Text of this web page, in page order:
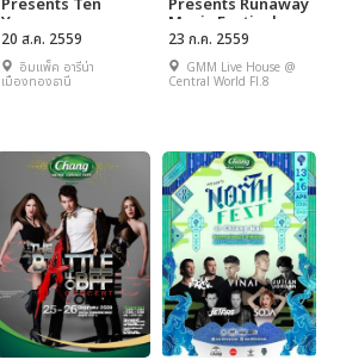
Presents Ten
Years
Anniversary, Ten
Years of
Friendships 10ปี
20 ส.ค. 2559
อิมแพ็ค อารีน่า
เมืองทองธานี
Presents Runaway
Music Festival
23 ก.ค. 2559
GMM Live House @
Central World Fl.8